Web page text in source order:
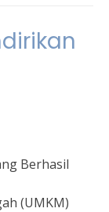
Berhasil
(UMKM)